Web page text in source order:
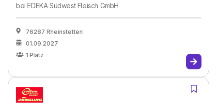
beiEDEKA Südwest Fleisch GmbH
76287 Rheinstetten
01.09.2027
1 Platz